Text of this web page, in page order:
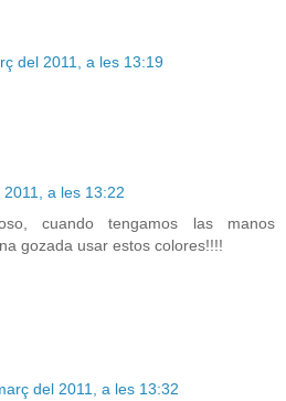
del 2011, a les 13:19
a les 13:22
cuando tengamos las manos
gozada usar estos colores!!!!
del 2011, a les 13:32